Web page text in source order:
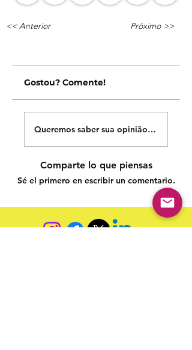
<< Anterior Próximo >>
Gostou? Comente!
Queremos saber sua opinião sobre
Comparte lo que piensas
Sé el primero en escribir un comentario.